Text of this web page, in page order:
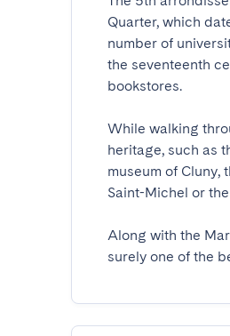
Quarter, which
number of
the seventeenth
bookstores.
While walking
heritage, such as
museum of Cluny,
Saint-Michel or
Along with the
surely one of the